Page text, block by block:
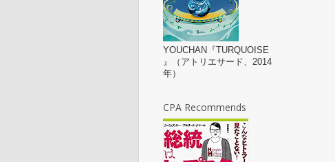
YOUCHAN『TURQUOISE
』（アトリエサード、2014
年）
CPA Recommends